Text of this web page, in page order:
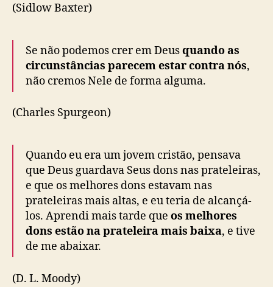
(Sidlow Baxter)
Se não podemos crer em Deusquando as
circunstâncias parecem estar contra nós,
não cremos Nele de forma alguma.
(Charles Spurgeon)
Quando eu era um jovem cristão, pensava
que Deus guardava Seus dons nas prateleiras,
e que os melhores dons estavam nas
prateleiras mais altas, e eu teria de alcançá-
los. Aprendi mais tarde que os melhores
dons estão na prateleira mais baixa, e tive
de me abaixar.
(D. L. Moody)